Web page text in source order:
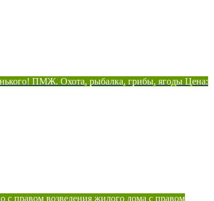
ПМЖ. Охота, рыбалка, грибы, ягоды Цена:
с правом возведения жилого дома с правом